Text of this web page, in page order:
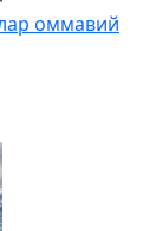
оммавий